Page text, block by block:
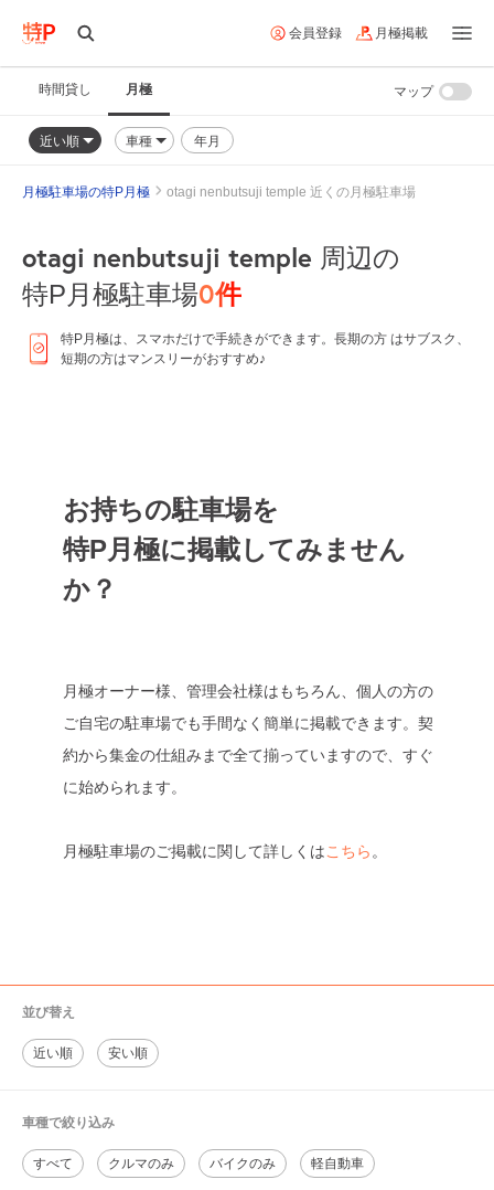
会員登録 月極掲載
時間貸し 月極
近い順 車種 年月
マップ
月極駐車場の特P月極 otagi nenbutsuji temple 近くの月極駐車場
otagi nenbutsuji temple 周辺の
特P月極駐車場0件
特P月極は、スマホだけで手続きができます。長期の方 はサブスク、
短期の方はマンスリーがおすすめ♪
お持ちの駐車場を
特P月極に掲載してみません
か？
月極オーナー様、管理会社様はもちろん、個人の方の
ご自宅の駐車場でも手間なく簡単に掲載できます。契
約から集金の仕組みまで全て揃っていますので、すぐ
に始められます。
月極駐車場のご掲載に関して詳しくはこちら 。
並び替え
近い順 安い順
車種で絞り込み
すべて クルマのみ バイクのみ 軽自動車